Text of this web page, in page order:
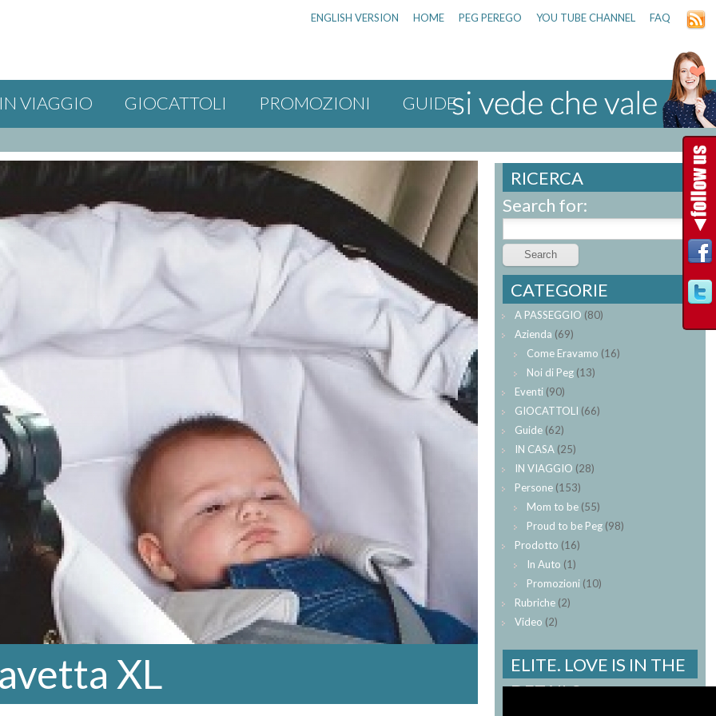
ENGLISH VERSION HOME PEG PEREGO YOU TUBE CHANNEL FAQ
VIAGGIO GIOCATTOLI PROMOZIONI GUIDE
XL
RICERCA
Search for:
CATEGORIE
A PASSEGGIO (80)
Azienda (69)
Come Eravamo (16)
Noi di Peg (13)
Eventi (90)
GIOCATTOLI (66)
Guide (62)
IN CASA (25)
IN VIAGGIO (28)
Persone (153)
Mom to be (55)
Proud to be Peg (98)
Prodotto (16)
In Auto (1)
Promozioni (10)
Rubriche (2)
Video (2)
ELITE. LOVE IS IN THE
DETAILS.